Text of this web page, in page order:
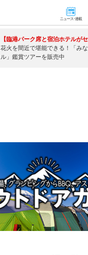
ニュース･連載
【臨港パーク席と宿泊ホテルがセ
花火を間近で堪能できる！「み
ル」鑑賞ツアーを販売中